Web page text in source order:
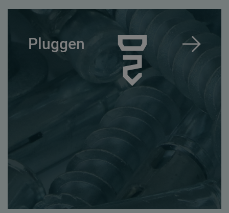
Pluggen